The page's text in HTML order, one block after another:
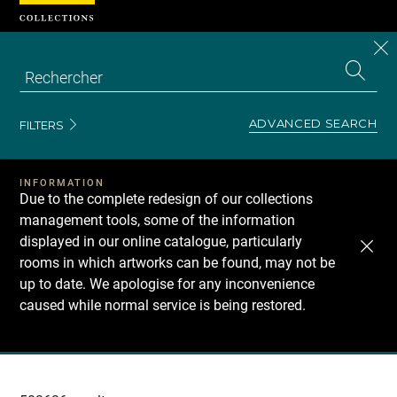
FILTERS ADVANCED SEARCH
INFORMATION
Due to the complete redesign of our collections
management tools, some of the information
displayed in our online catalogue, particularly
rooms in which artworks can be found, may not be
up to date. We apologise for any inconvenience
caused while normal service is being restored.
Recherche
Cookies management panel